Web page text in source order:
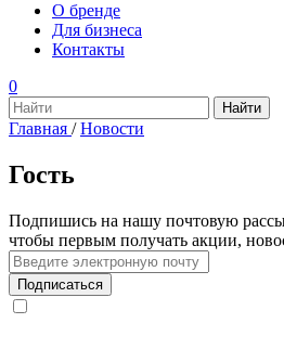
О бренде
Для бизнеса
Контакты
0
Главная / Новости
Гость
Подпишись на нашу почтовую
чтобы первым получать акции,
Подписаться